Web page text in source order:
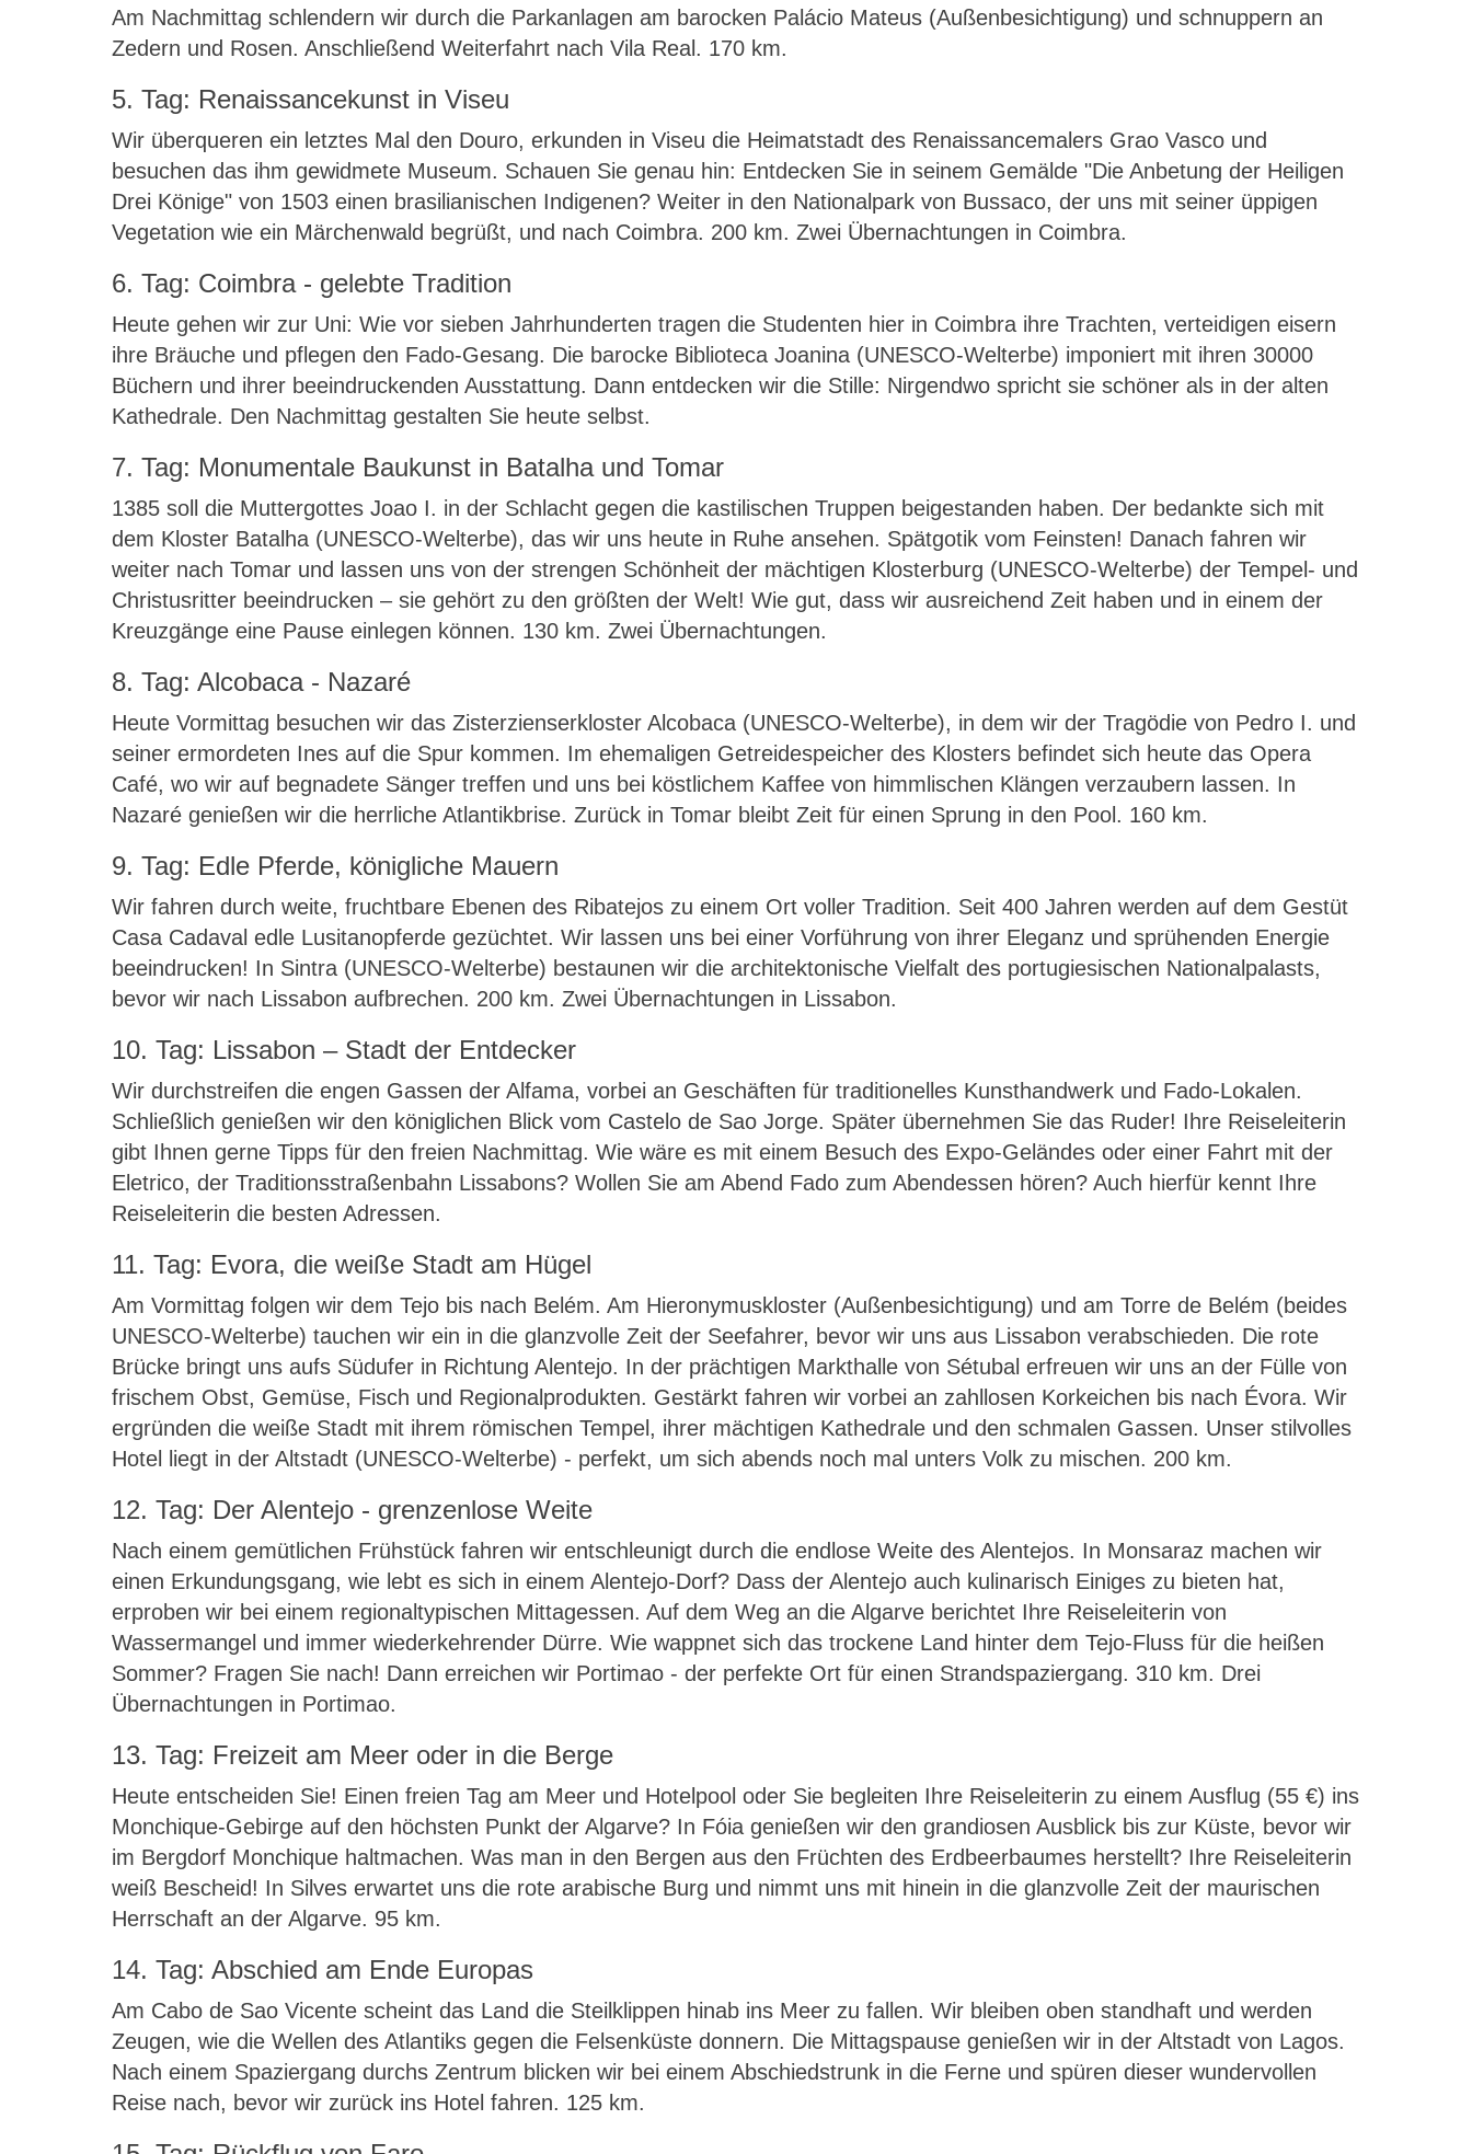
Am Nachmittag schlendern wir durch die Parkanlagen am barocken Palácio Mateus (Außenbesichtigung) und schnuppern an
Zedern und Rosen. Anschließend Weiterfahrt nach Vila Real. 170 km.
5. Tag: Renaissancekunst in Viseu
Wir überqueren ein letztes Mal den Douro, erkunden in Viseu die Heimatstadt des Renaissancemalers Grao Vasco und
besuchen das ihm gewidmete Museum. Schauen Sie genau hin: Entdecken Sie in seinem Gemälde "Die Anbetung der Heiligen
Drei Könige" von 1503 einen brasilianischen Indigenen? Weiter in den Nationalpark von Bussaco, der uns mit seiner üppigen
Vegetation wie ein Märchenwald begrüßt, und nach Coimbra. 200 km. Zwei Übernachtungen in Coimbra.
6. Tag: Coimbra - gelebte Tradition
Heute gehen wir zur Uni: Wie vor sieben Jahrhunderten tragen die Studenten hier in Coimbra ihre Trachten, verteidigen eisern
ihre Bräuche und pflegen den Fado-Gesang. Die barocke Biblioteca Joanina (UNESCO-Welterbe) imponiert mit ihren 30000
Büchern und ihrer beeindruckenden Ausstattung. Dann entdecken wir die Stille: Nirgendwo spricht sie schöner als in der alten
Kathedrale. Den Nachmittag gestalten Sie heute selbst.
7. Tag: Monumentale Baukunst in Batalha und Tomar
1385 soll die Muttergottes Joao I. in der Schlacht gegen die kastilischen Truppen beigestanden haben. Der bedankte sich mit
dem Kloster Batalha (UNESCO-Welterbe), das wir uns heute in Ruhe ansehen. Spätgotik vom Feinsten! Danach fahren wir
weiter nach Tomar und lassen uns von der strengen Schönheit der mächtigen Klosterburg (UNESCO-Welterbe) der Tempel- und
Christusritter beeindrucken – sie gehört zu den größten der Welt! Wie gut, dass wir ausreichend Zeit haben und in einem der
Kreuzgänge eine Pause einlegen können. 130 km. Zwei Übernachtungen.
8. Tag: Alcobaca - Nazaré
Heute Vormittag besuchen wir das Zisterzienserkloster Alcobaca (UNESCO-Welterbe), in dem wir der Tragödie von Pedro I. und
seiner ermordeten Ines auf die Spur kommen. Im ehemaligen Getreidespeicher des Klosters befindet sich heute das Opera
Café, wo wir auf begnadete Sänger treffen und uns bei köstlichem Kaffee von himmlischen Klängen verzaubern lassen. In
Nazaré genießen wir die herrliche Atlantikbrise. Zurück in Tomar bleibt Zeit für einen Sprung in den Pool. 160 km.
9. Tag: Edle Pferde, königliche Mauern
Wir fahren durch weite, fruchtbare Ebenen des Ribatejos zu einem Ort voller Tradition. Seit 400 Jahren werden auf dem Gestüt
Casa Cadaval edle Lusitanopferde gezüchtet. Wir lassen uns bei einer Vorführung von ihrer Eleganz und sprühenden Energie
beeindrucken! In Sintra (UNESCO-Welterbe) bestaunen wir die architektonische Vielfalt des portugiesischen Nationalpalasts,
bevor wir nach Lissabon aufbrechen. 200 km. Zwei Übernachtungen in Lissabon.
10. Tag: Lissabon – Stadt der Entdecker
Wir durchstreifen die engen Gassen der Alfama, vorbei an Geschäften für traditionelles Kunsthandwerk und Fado-Lokalen.
Schließlich genießen wir den königlichen Blick vom Castelo de Sao Jorge. Später übernehmen Sie das Ruder! Ihre Reiseleiterin
gibt Ihnen gerne Tipps für den freien Nachmittag. Wie wäre es mit einem Besuch des Expo-Geländes oder einer Fahrt mit der
Eletrico, der Traditionsstraßenbahn Lissabons? Wollen Sie am Abend Fado zum Abendessen hören? Auch hierfür kennt Ihre
Reiseleiterin die besten Adressen.
11. Tag: Evora, die weiße Stadt am Hügel
Am Vormittag folgen wir dem Tejo bis nach Belém. Am Hieronymuskloster (Außenbesichtigung) und am Torre de Belém (beides
UNESCO-Welterbe) tauchen wir ein in die glanzvolle Zeit der Seefahrer, bevor wir uns aus Lissabon verabschieden. Die rote
Brücke bringt uns aufs Südufer in Richtung Alentejo. In der prächtigen Markthalle von Sétubal erfreuen wir uns an der Fülle von
frischem Obst, Gemüse, Fisch und Regionalprodukten. Gestärkt fahren wir vorbei an zahllosen Korkeichen bis nach Évora. Wir
ergründen die weiße Stadt mit ihrem römischen Tempel, ihrer mächtigen Kathedrale und den schmalen Gassen. Unser stilvolles
Hotel liegt in der Altstadt (UNESCO-Welterbe) - perfekt, um sich abends noch mal unters Volk zu mischen. 200 km.
12. Tag: Der Alentejo - grenzenlose Weite
Nach einem gemütlichen Frühstück fahren wir entschleunigt durch die endlose Weite des Alentejos. In Monsaraz machen wir
einen Erkundungsgang, wie lebt es sich in einem Alentejo-Dorf? Dass der Alentejo auch kulinarisch Einiges zu bieten hat,
erproben wir bei einem regionaltypischen Mittagessen. Auf dem Weg an die Algarve berichtet Ihre Reiseleiterin von
Wassermangel und immer wiederkehrender Dürre. Wie wappnet sich das trockene Land hinter dem Tejo-Fluss für die heißen
Sommer? Fragen Sie nach! Dann erreichen wir Portimao - der perfekte Ort für einen Strandspaziergang. 310 km. Drei
Übernachtungen in Portimao.
13. Tag: Freizeit am Meer oder in die Berge
Heute entscheiden Sie! Einen freien Tag am Meer und Hotelpool oder Sie begleiten Ihre Reiseleiterin zu einem Ausflug (55 €) ins
Monchique-Gebirge auf den höchsten Punkt der Algarve? In Fóia genießen wir den grandiosen Ausblick bis zur Küste, bevor wir
im Bergdorf Monchique haltmachen. Was man in den Bergen aus den Früchten des Erdbeerbaumes herstellt? Ihre Reiseleiterin
weiß Bescheid! In Silves erwartet uns die rote arabische Burg und nimmt uns mit hinein in die glanzvolle Zeit der maurischen
Herrschaft an der Algarve. 95 km.
14. Tag: Abschied am Ende Europas
Am Cabo de Sao Vicente scheint das Land die Steilklippen hinab ins Meer zu fallen. Wir bleiben oben standhaft und werden
Zeugen, wie die Wellen des Atlantiks gegen die Felsenküste donnern. Die Mittagspause genießen wir in der Altstadt von Lagos.
Nach einem Spaziergang durchs Zentrum blicken wir bei einem Abschiedstrunk in die Ferne und spüren dieser wundervollen
Reise nach, bevor wir zurück ins Hotel fahren. 125 km.